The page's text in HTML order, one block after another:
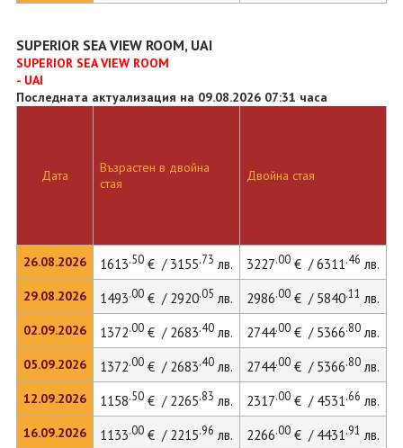
SUPERIOR SEA VIEW ROOM, UAI
SUPERIOR SEA VIEW ROOM
- UAI
Последната актуализация на 09.08.2026 07:31 часа
Дата
26.08.2026
29.08.2026
02.09.2026
05.09.2026
12.09.2026
16.09.2026
Възрастен в двойна
стая
Двойна стая
1613.50€ / 3155.73 лв. 3227.00€ / 6311.46 лв.
1493.00€ / 2920.05 лв. 2986.00€ / 5840.11 лв.
1372.00€ / 2683.40лв. 2744.00€ / 5366.80лв.
1372.00€ / 2683.40лв. 2744.00€ / 5366.80лв.
1158.50€ / 2265.83 лв. 2317.00€ / 4531.66 лв.
1133.00€ / 2215.96 лв. 2266.00€ / 4431.91 лв.